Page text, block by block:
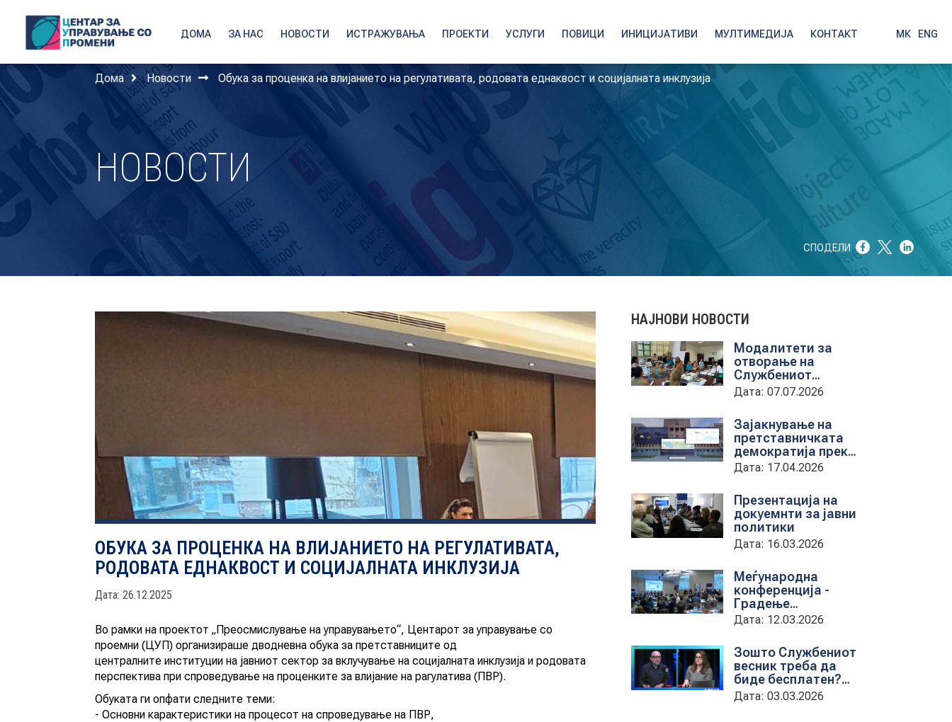
ДОМА ЗА НАС НОВОСТИ ИСТРАЖУВАЊА ПРОЕКТИ УСЛУГИ ПОВИЦИ ИНИЦИЈАТИВИ МУЛТИМЕДИЈА КОНТАКТ МК ENG
Дома Новости Обука за проценка на влијанието на регулативата, родовата еднаквост и социјалната инклузија
НОВОСТИ
СПОДЕЛИ
ОБУКА ЗА ПРОЦЕНКА НА ВЛИЈАНИЕТО НА РЕГУЛАТИВАТА,
РОДОВАТА ЕДНАКВОСТ И СОЦИЈАЛНАТА ИНКЛУЗИЈА
Дата: 26.12.2025
Во рамки на проектот „Преосмислување на управувањето“, Центарот за управување со
проемни (ЦУП) организираше дводневна обука за претставниците од
централните институции на јавниот сектор за вклучување на социјалната инклузија и родовата
перспектива при спроведување на проценките за влијание на рагулатива (ПВР).
Обуката ги опфати следните теми:
- Основни карактеристики на процесот на спроведување на ПВР,
НАЈНОВИ НОВОСТИ
Модалитети за
отворање на
Службениот
весник - Средба со
претставници на
Дата: 07.07.2026
Зајакнување на
претставничката
демократија преку
дигитална алатка
kancelarii.sobranie.mk
Дата: 17.04.2026
Презентација на
докуемнти за јавни
политики
Дата: 16.03.2026
Меѓународна
конференција -
Градење
капацитети на
институциите за
обука на државни
службеници
Дата: 12.03.2026
Зошто Службениот
весник треба да
биде бесплатен?
гостување на
проектната
Дата: 03.03.2026